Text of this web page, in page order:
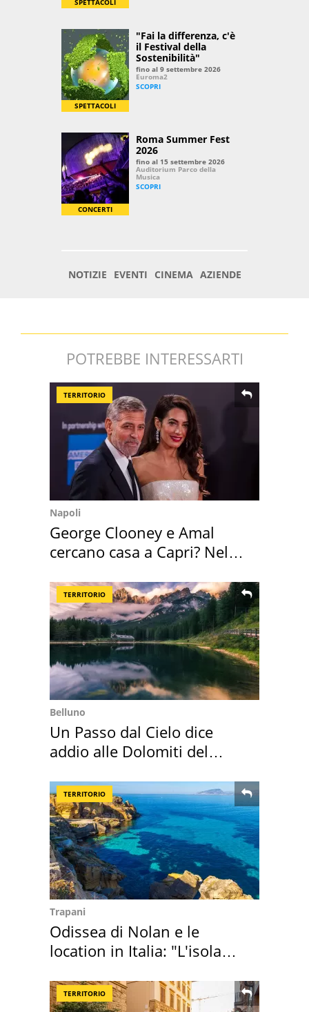
POTREBBE INTERESSARTI
TERRITORIO
Napoli
George Clooney e Amal
cercano casa a Capri? Nel
TERRITORIO
Belluno
Un Passo dal Cielo dice
addio alle Dolomiti del
TERRITORIO
Trapani
Odissea di Nolan e le
location in Italia: "L'isola
TERRITORIO